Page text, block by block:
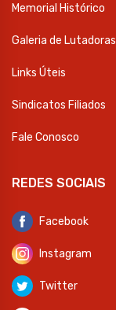
Memorial Histórico
Galeria de Lutadoras
Links Úteis
Sindicatos Filiados
Fale Conosco
REDES SOCIAIS
Facebook
Instagram
Twitter